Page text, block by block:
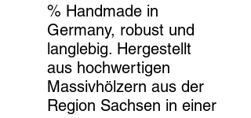
% Handmade in
Germany, robust und
langlebig. Hergestellt
aus hochwertigen
Massivhölzern aus der
Region Sachsen in einer